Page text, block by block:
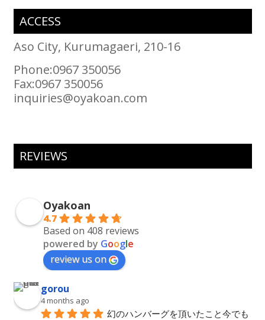
ACCESS
Aso City, Kurumagaeri, 210-16
Phone:0967 350056
Fax:0967 350056
inquiries@oyakoan.com
REVIEWS
Oyakoan
4.7
Based on 408 reviews
powered by Google
review us on
gorou
4 months ago
幻のハンバーグを頂いたこと今でも